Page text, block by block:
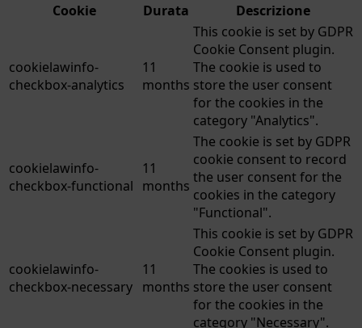
Cookie
Durata Descrizione
cookielawinfo-
checkbox-analytics
11
months
This cookie is set by GDPR
Cookie Consent plugin.
The cookie is used to
store the user consent
for the cookies in the
category "Analytics".
cookielawinfo-
checkbox-functional
11
months
The cookie is set by GDPR
cookie consent to record
the user consent for the
cookies in the category
"Functional".
cookielawinfo-
checkbox-necessary
11
months
This cookie is set by GDPR
Cookie Consent plugin.
The cookies is used to
store the user consent
for the cookies in the
category "Necessary".